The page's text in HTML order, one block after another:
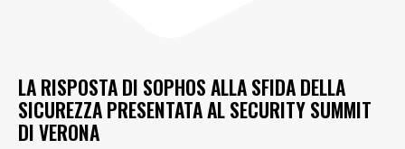
LA RISPOSTA DI SOPHOS ALLA SFIDA DELLA
SICUREZZA PRESENTATA AL SECURITY SUMMIT
DI VERONA